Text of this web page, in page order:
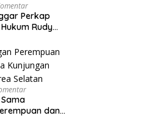
Perkap
Rudy
.
dan